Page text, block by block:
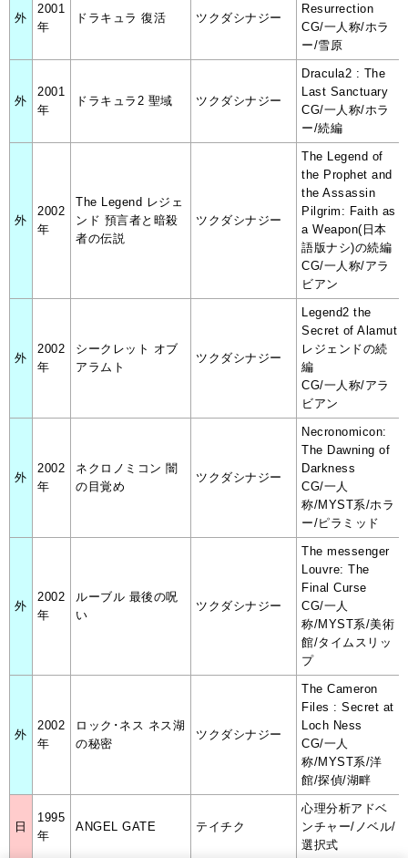
外
2001
年
ドラキュラ 復活 ツクダシナジー
Resurrection
CG/一人称/ホラ
ー/雪原
外
2001
年
ドラキュラ2 聖域 ツクダシナジー
Dracula2 : The
Last Sanctuary
CG/一人称/ホラ
ー/続編
外
2002
年
The Legend レジェ
ンド 預言者と暗殺
者の伝説
ツクダシナジー
The Legend of
the Prophet and
the Assassin
Pilgrim: Faith as
a Weapon(日本
語版ナシ)の続編
CG/一人称/アラ
ビアン
外
2002
年
シークレット オブ
アラムト
ツクダシナジー
Legend2 the
Secret of Alamut
レジェンドの続
編
CG/一人称/アラ
ビアン
外
2002
年
ネクロノミコン 闇
の目覚め
ツクダシナジー
Necronomicon:
The Dawning of
Darkness
CG/一人
称/MYST系/ホラ
ー/ピラミッド
外
2002
年
ルーブル 最後の呪
い
ツクダシナジー
The messenger
Louvre: The
Final Curse
CG/一人
称/MYST系/美術
館/タイムスリッ
プ
外
2002
年
ロック･ネス ネス湖
の秘密
ツクダシナジー
The Cameron
Files : Secret at
Loch Ness
CG/一人
称/MYST系/洋
館/探偵/湖畔
日
1995
年
ANGEL GATE テイチク
心理分析アドベ
ンチャー/ノベル/
選択式